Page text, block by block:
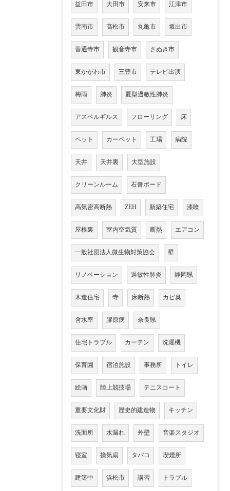
益田市 大田市 安来市 江津市
雲南市 高松市 丸亀市 坂出市
善通寺市 観音寺市 さぬき市
東かがわ市 三豊市 テレビ出演
梅雨 肺炎 夏型過敏性肺炎
アスペルギルス フローリング 床
ペット カーペット 工場 病院
天井 天井裏 大型施設
クリーンルーム 石膏ボード
高気密高断熱 ZEH 新築住宅 漆喰
屋根裏 室内空気質 断熱 エアコン
一般社団法人微生物対策協会 壁
リノベーション 過敏性肺炎 静岡県
木造住宅 寺 床断熱 カビ臭
含水率 膠原病 奈良県
住宅トラブル カーテン 洗濯機
保育園 宿泊施設 事務所 トイレ
絵画 陸上競技場 テニスコート
重要文化財 歴史的建造物 キッチン
洗面所 水漏れ 外壁 音楽スタジオ
寝室 換気扇 タバコ 喫煙所
建築中 浜松市 講習 トラブル